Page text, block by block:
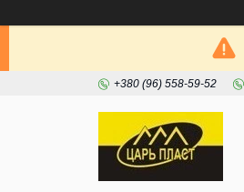
+380 (96) 558-59-52